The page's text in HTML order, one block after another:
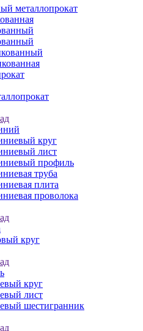
металлопрокат
круг
лист
профиль
труба
плита
проволока
круг
круг
лист
шестигранник